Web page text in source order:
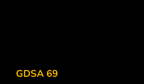
GDSA 69